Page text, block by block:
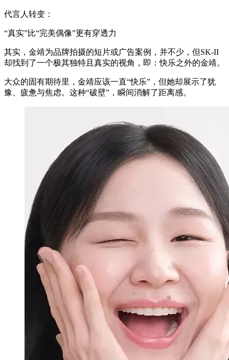
代言人转变：
“真实”比“完美偶像”更有穿透力
其实，金靖为品牌拍摄的短片或广告案例，并不少，但SK-II
却找到了一个极其独特且真实的视角，即：快乐之外的金靖。
大众的固有期待里，金靖应该一直“快乐”，但她却展示了犹
豫、疲惫与焦虑。这种“破壁”，瞬间消解了距离感。